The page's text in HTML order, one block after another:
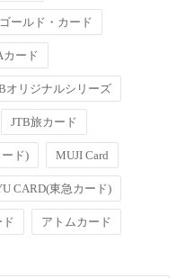
ールド・カード
カード
オリジナルシリーズ
JTB旅カード
ド) MUJI Card
CARD(東急カード)
ド アトムカード